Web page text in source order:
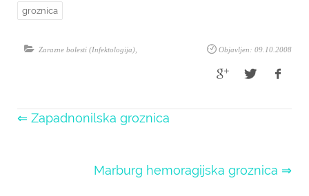
groznica
Objavljen: 09.10.2008
Zarazne bolesti (Infektologija)
⇐ Zapadnonilska groznica
Marburg hemoragijska groznica ⇒